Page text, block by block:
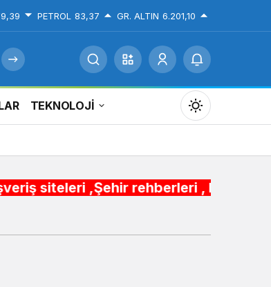
PETROL 83,37 GR. ALTIN 6.201,10
TEKNOLOJİ
Mod
değiştir
siteleri ,Şehir rehberleri ,